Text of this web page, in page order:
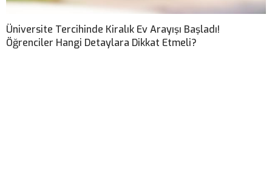
Üniversite Tercihinde Kiralık Ev Arayışı Başladı!
Öğrenciler Hangi Detaylara Dikkat Etmeli?